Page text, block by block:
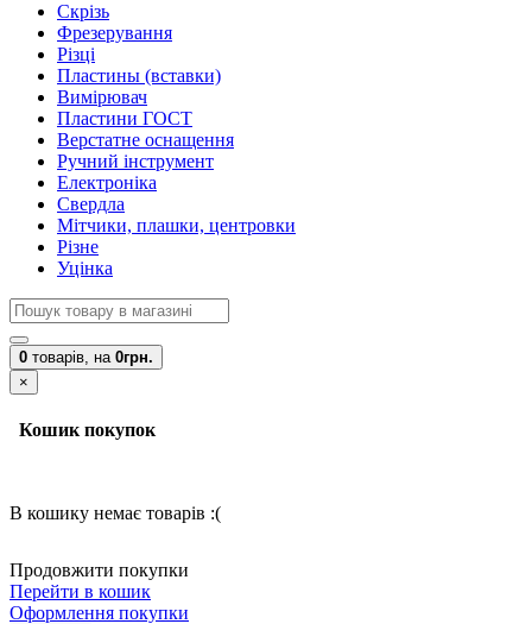
Скрізь
Фрезерування
Різці
Пластины (вставки)
Вимірювач
Пластини ГОСТ
Верстатне оснащення
Ручний інструмент
Електроніка
Свердла
Мітчики, плашки, центровки
Різне
Уцінка
0 товарів, на 0грн.
×
Кошик покупок
В кошику немає товарів :(
Продовжити покупки
Перейти в кошик
Оформлення покупки